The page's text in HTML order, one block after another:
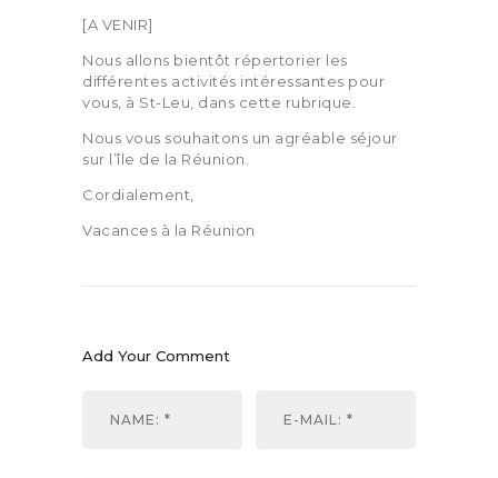
[A VENIR]
Nous allons bientôt répertorier les
différentes activités intéressantes pour
vous, à St-Leu, dans cette rubrique.
Nous vous souhaitons un agréable séjour
sur l’île de la Réunion.
Cordialement,
Vacances à la Réunion
Add Your Comment